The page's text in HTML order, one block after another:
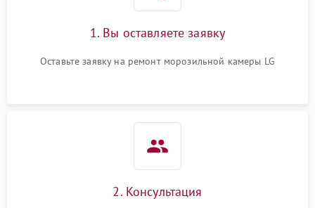
1. Вы оставляете заявку
Оставьте заявку на ремонт морозильной камеры LG
2. Консультация